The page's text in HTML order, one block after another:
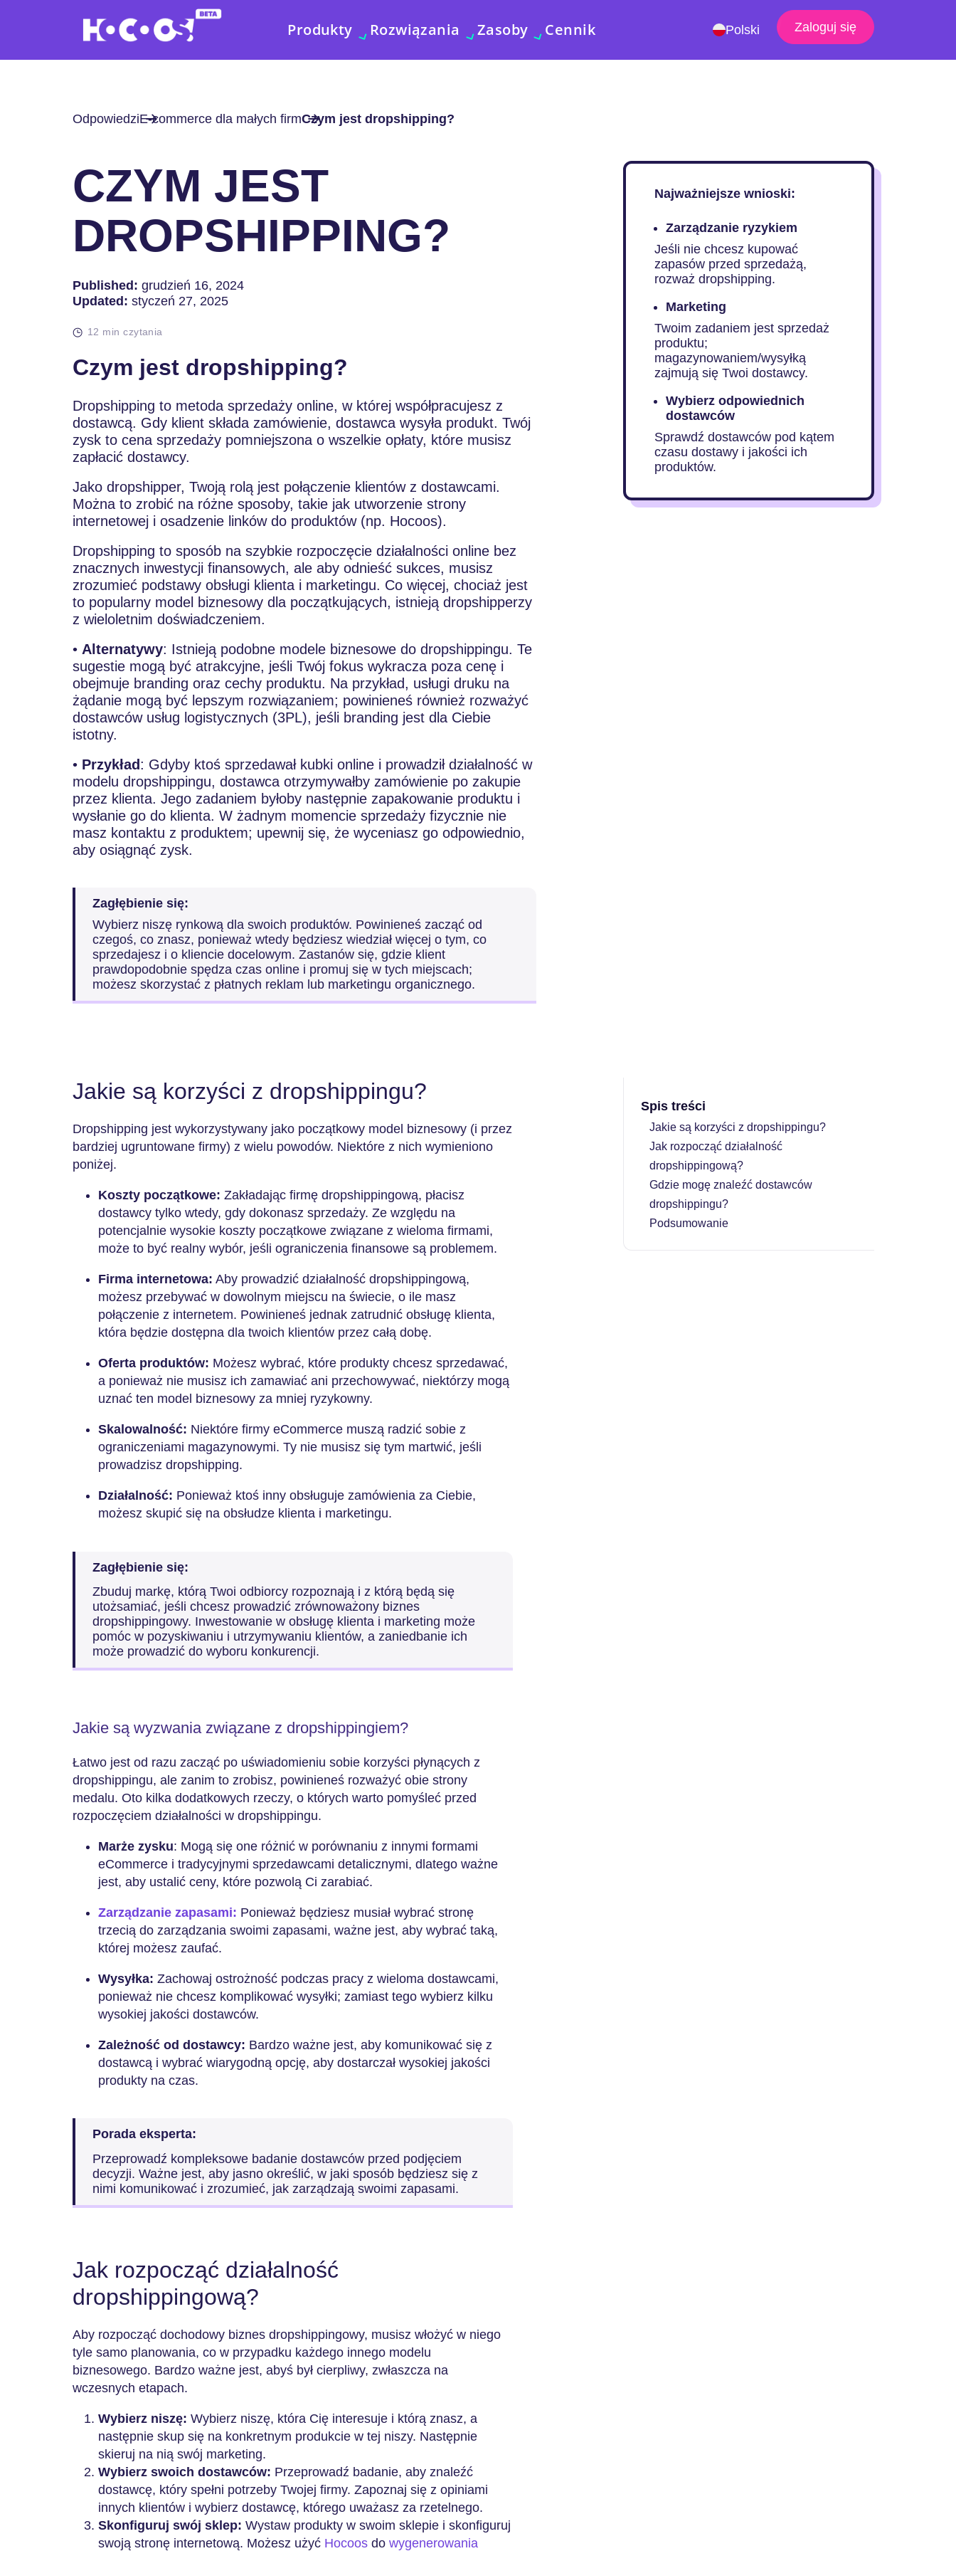
Produkty Rozwiązania Zasoby Cennik Polski Zaloguj się
OdpowiedziE-commerce dla małych firmCzym jest dropshipping?
CZYM JEST
DROPSHIPPING?
Published: grudzień 16, 2024
Updated: styczeń 27, 2025
12 min czytania
Czym jest dropshipping?
Dropshipping to metoda sprzedaży online, w której współpracujesz z
dostawcą. Gdy klient składa zamówienie, dostawca wysyła produkt. Twój
zysk to cena sprzedaży pomniejszona o wszelkie opłaty, które musisz
zapłacić dostawcy.
Jako dropshipper, Twoją rolą jest połączenie klientów z dostawcami.
Można to zrobić na różne sposoby, takie jak utworzenie strony
internetowej i osadzenie linków do produktów (np. Hocoos).
Dropshipping to sposób na szybkie rozpoczęcie działalności online bez
znacznych inwestycji finansowych, ale aby odnieść sukces, musisz
zrozumieć podstawy obsługi klienta i marketingu. Co więcej, chociaż jest
to popularny model biznesowy dla początkujących, istnieją dropshipperzy
z wieloletnim doświadczeniem.
• Alternatywy: Istnieją podobne modele biznesowe do dropshippingu. Te
sugestie mogą być atrakcyjne, jeśli Twój fokus wykracza poza cenę i
obejmuje branding oraz cechy produktu. Na przykład, usługi druku na
żądanie mogą być lepszym rozwiązaniem; powinieneś również rozważyć
dostawców usług logistycznych (3PL), jeśli branding jest dla Ciebie
istotny.
• Przykład : Gdyby ktoś sprzedawał kubki online i prowadził działalność w
modelu dropshippingu, dostawca otrzymywałby zamówienie po zakupie
przez klienta. Jego zadaniem byłoby następnie zapakowanie produktu i
wysłanie go do klienta. W żadnym momencie sprzedaży fizycznie nie
masz kontaktu z produktem; upewnij się, że wyceniasz go odpowiednio,
aby osiągnąć zysk.
Zagłębienie się:
Wybierz niszę rynkową dla swoich produktów. Powinieneś zacząć od
czegoś, co znasz, ponieważ wtedy będziesz wiedział więcej o tym, co
sprzedajesz i o kliencie docelowym. Zastanów się, gdzie klient
prawdopodobnie spędza czas online i promuj się w tych miejscach;
możesz skorzystać z płatnych reklam lub marketingu organicznego.
Najważniejsze wnioski:
Zarządzanie ryzykiem
Jeśli nie chcesz kupować
zapasów przed sprzedażą,
rozważ dropshipping.
Marketing
Twoim zadaniem jest sprzedaż
produktu;
magazynowaniem/wysyłką
zajmują się Twoi dostawcy.
Wybierz odpowiednich
dostawców
Sprawdź dostawców pod kątem
czasu dostawy i jakości ich
produktów.
Jakie są korzyści z dropshippingu?
Dropshipping jest wykorzystywany jako początkowy model biznesowy (i przez
bardziej ugruntowane firmy) z wielu powodów. Niektóre z nich wymieniono
poniżej.
Koszty początkowe: Zakładając firmę dropshippingową, płacisz
dostawcy tylko wtedy, gdy dokonasz sprzedaży. Ze względu na
potencjalnie wysokie koszty początkowe związane z wieloma firmami,
może to być realny wybór, jeśli ograniczenia finansowe są problemem.
Firma internetowa: Aby prowadzić działalność dropshippingową,
możesz przebywać w dowolnym miejscu na świecie, o ile masz
połączenie z internetem. Powinieneś jednak zatrudnić obsługę klienta,
która będzie dostępna dla twoich klientów przez całą dobę.
Oferta produktów: Możesz wybrać, które produkty chcesz sprzedawać,
a ponieważ nie musisz ich zamawiać ani przechowywać, niektórzy mogą
uznać ten model biznesowy za mniej ryzykowny.
Skalowalność: Niektóre firmy eCommerce muszą radzić sobie z
ograniczeniami magazynowymi. Ty nie musisz się tym martwić, jeśli
prowadzisz dropshipping.
Działalność: Ponieważ ktoś inny obsługuje zamówienia za Ciebie,
możesz skupić się na obsłudze klienta i marketingu.
Zagłębienie się:
Zbuduj markę, którą Twoi odbiorcy rozpoznają i z którą będą się
utożsamiać, jeśli chcesz prowadzić zrównoważony biznes
dropshippingowy. Inwestowanie w obsługę klienta i marketing może
pomóc w pozyskiwaniu i utrzymywaniu klientów, a zaniedbanie ich
może prowadzić do wyboru konkurencji.
Jakie są wyzwania związane z dropshippingiem?
Łatwo jest od razu zacząć po uświadomieniu sobie korzyści płynących z
dropshippingu, ale zanim to zrobisz, powinieneś rozważyć obie strony
medalu. Oto kilka dodatkowych rzeczy, o których warto pomyśleć przed
rozpoczęciem działalności w dropshippingu.
Marże zysku: Mogą się one różnić w porównaniu z innymi formami
eCommerce i tradycyjnymi sprzedawcami detalicznymi, dlatego ważne
jest, aby ustalić ceny, które pozwolą Ci zarabiać.
Zarządzanie zapasami: Ponieważ będziesz musiał wybrać stronę
trzecią do zarządzania swoimi zapasami, ważne jest, aby wybrać taką,
której możesz zaufać.
Wysyłka: Zachowaj ostrożność podczas pracy z wieloma dostawcami,
ponieważ nie chcesz komplikować wysyłki; zamiast tego wybierz kilku
wysokiej jakości dostawców.
Zależność od dostawcy: Bardzo ważne jest, aby komunikować się z
dostawcą i wybrać wiarygodną opcję, aby dostarczał wysokiej jakości
produkty na czas.
Porada eksperta:
Przeprowadź kompleksowe badanie dostawców przed podjęciem
decyzji. Ważne jest, aby jasno określić, w jaki sposób będziesz się z
nimi komunikować i zrozumieć, jak zarządzają swoimi zapasami.
Jak rozpocząć działalność
dropshippingową?
Aby rozpocząć dochodowy biznes dropshippingowy, musisz włożyć w niego
tyle samo planowania, co w przypadku każdego innego modelu
biznesowego. Bardzo ważne jest, abyś był cierpliwy, zwłaszcza na
wczesnych etapach.
Wybierz niszę: Wybierz niszę, która Cię interesuje i którą znasz, a
następnie skup się na konkretnym produkcie w tej niszy. Następnie
skieruj na nią swój marketing.
Wybierz swoich dostawców: Przeprowadź badanie, aby znaleźć
dostawcę, który spełni potrzeby Twojej firmy. Zapoznaj się z opiniami
innych klientów i wybierz dostawcę, którego uważasz za rzetelnego.
Skonfiguruj swój sklep: Wystaw produkty w swoim sklepie i skonfiguruj
swoją stronę internetową. Możesz użyć Hocoos do wygenerowania
Spis treści
Jakie są korzyści z dropshippingu?
Jak rozpocząć działalność
dropshippingową?
Gdzie mogę znaleźć dostawców
dropshippingu?
Podsumowanie